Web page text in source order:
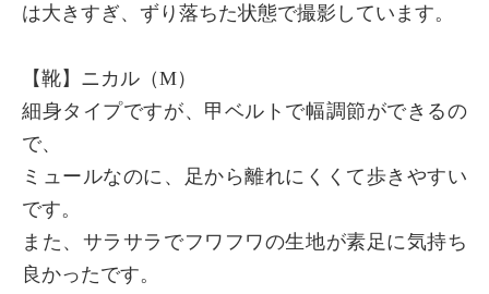
×
は大きすぎ、ずり落ちた状態で撮影しています。
【靴】ニカル（M）
細身タイプですが、甲ベルトで幅調節ができるの
で、
ミュールなのに、足から離れにくくて歩きやすい
です。
また、サラサラでフワフワの生地が素足に気持ち
良かったです。